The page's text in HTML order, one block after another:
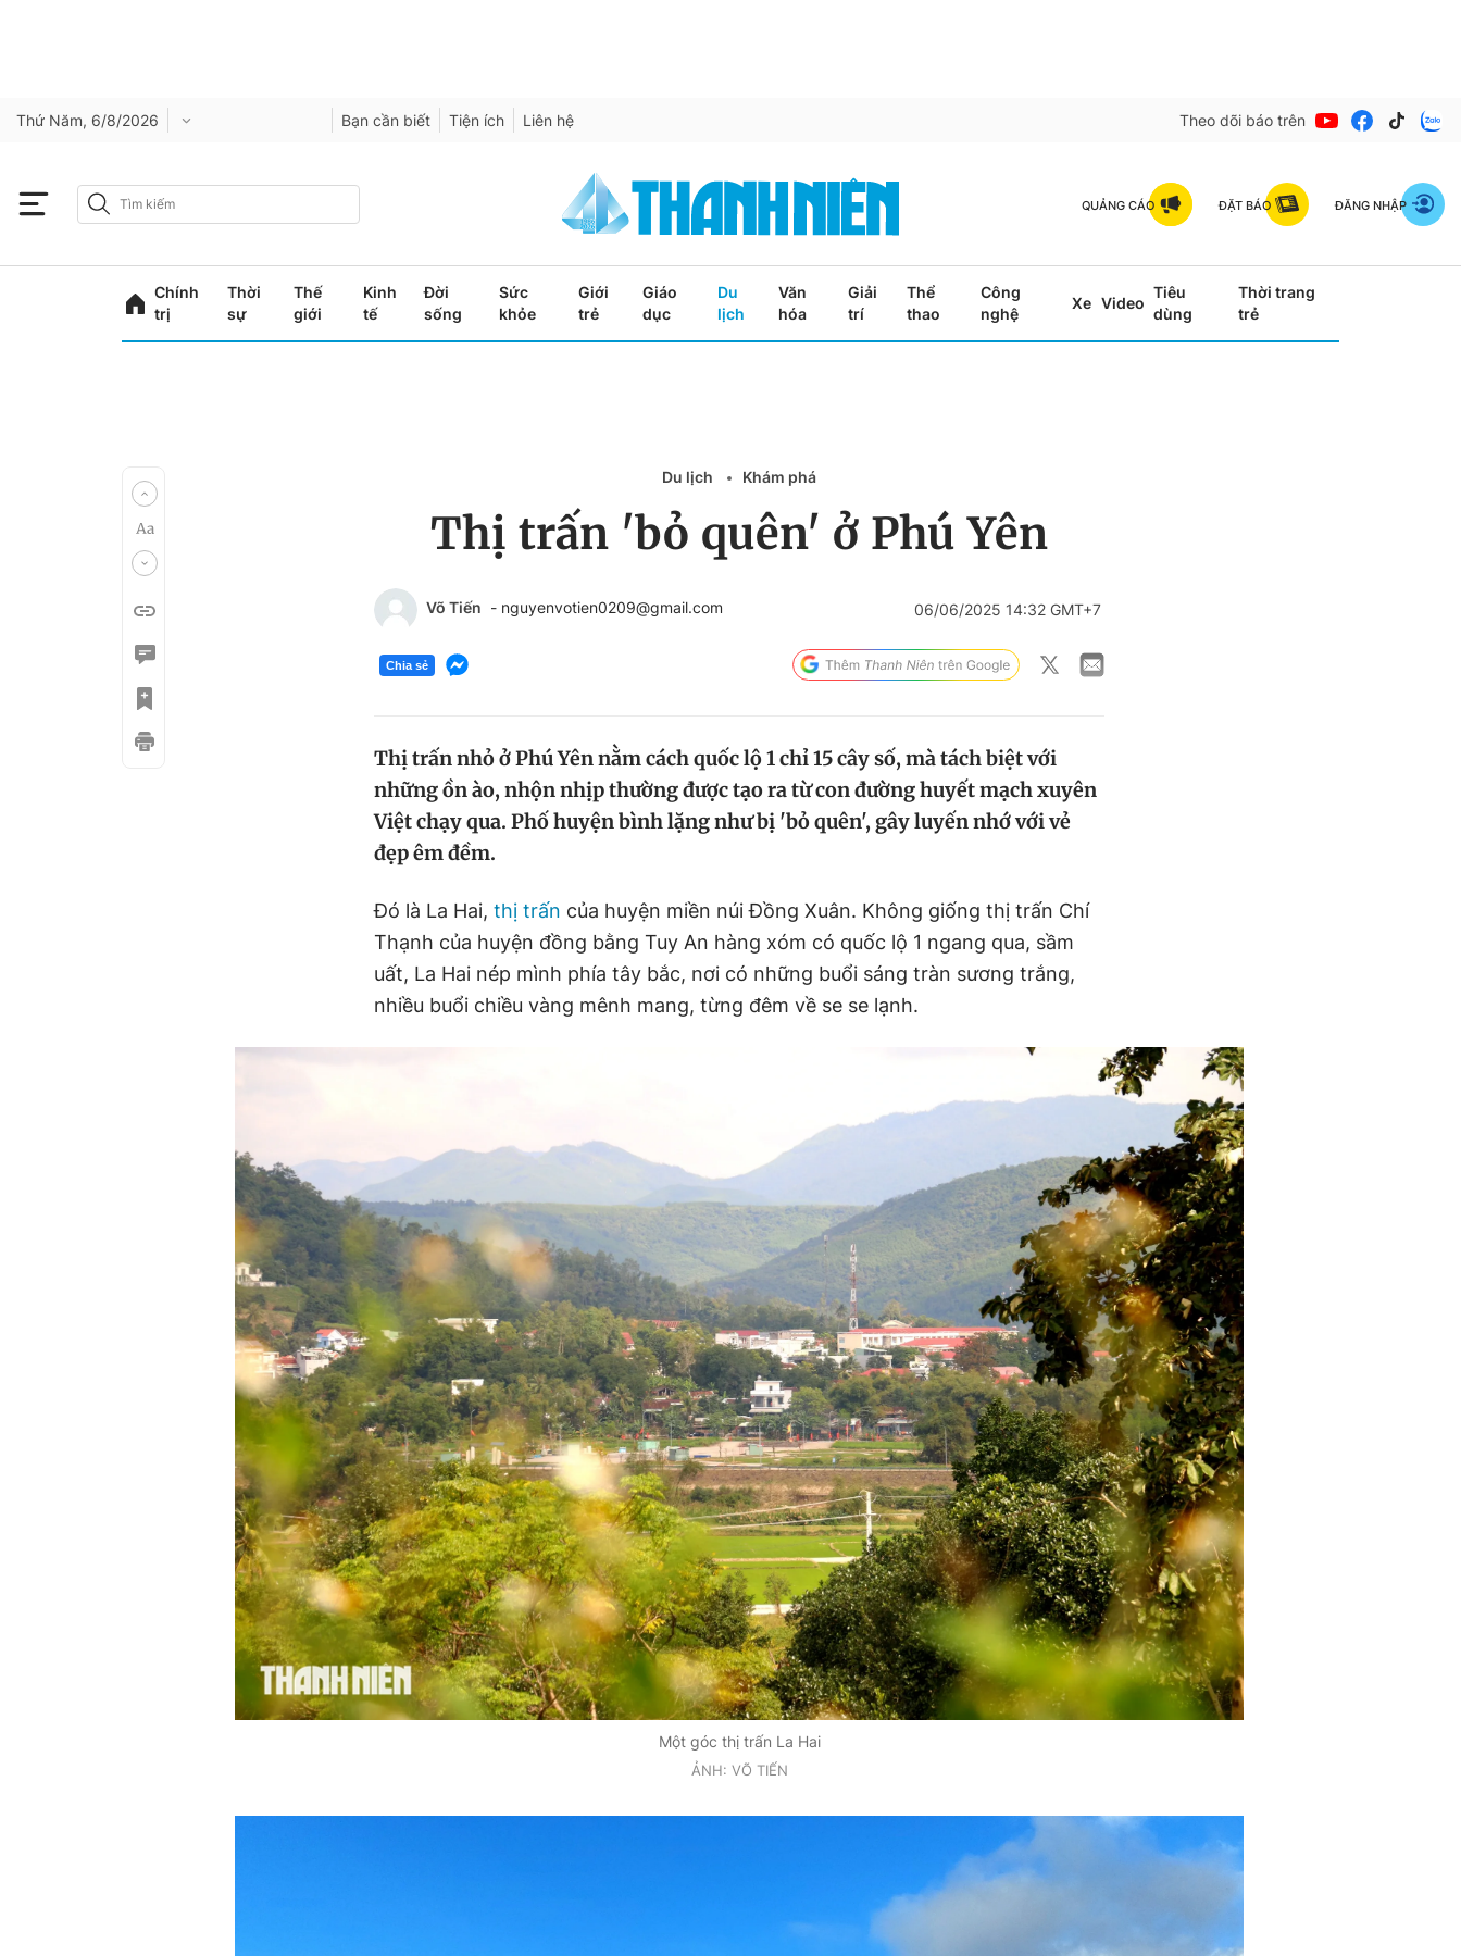
Thứ Năm, 6/8/2026 Bạn cần biết Tiện ích Liên hệ Theo dõi báo trên
QUẢNG CÁO ĐẶT BÁO ĐĂNG NHẬP
Chính
trị
Thời
sự
Thế
giới
Kinh
tế
Đời
sống
Sức
khỏe
Giới
trẻ
Giáo
dục
Du
lịch
Văn
hóa
Giải
trí
Thể
thao
Công
nghệ
Xe Video
Tiêu
dùng
Thời trang
trẻ
Du lịch Khám phá
Thị trấn 'bỏ quên' ở Phú Yên
Võ Tiến - nguyenvotien0209@gmail.com 06/06/2025 14:32 GMT+7
Chia sẻ
Thị trấn nhỏ ở Phú Yên nằm cách quốc lộ 1 chỉ 15 cây số, mà tách biệt với
những ồn ào, nhộn nhịp thường được tạo ra từ con đường huyết mạch xuyên
Việt chạy qua. Phố huyện bình lặng như bị 'bỏ quên', gây luyến nhớ với vẻ
đẹp êm đềm.
Đó là La Hai, thị trấn của huyện miền núi Đồng Xuân. Không giống thị trấn Chí
Thạnh của huyện đồng bằng Tuy An hàng xóm có quốc lộ 1 ngang qua, sầm
uất, La Hai nép mình phía tây bắc, nơi có những buổi sáng tràn sương trắng,
nhiều buổi chiều vàng mênh mang, từng đêm về se se lạnh.
Một góc thị trấn La Hai
ẢNH: VÕ TIẾN